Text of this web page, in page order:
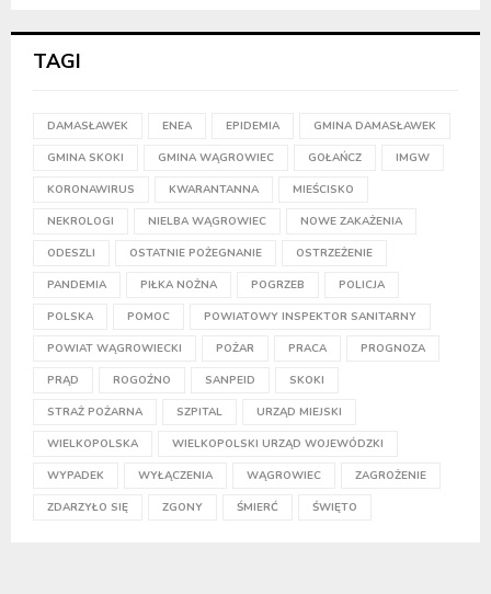
TAGI
DAMASŁAWEK ENEA EPIDEMIA GMINA DAMASŁAWEK
GMINA SKOKI GMINA WĄGROWIEC GOŁAŃCZ IMGW
KORONAWIRUS KWARANTANNA MIEŚCISKO
NEKROLOGI NIELBA WĄGROWIEC NOWE ZAKAŻENIA
ODESZLI OSTATNIE POŻEGNANIE OSTRZEŻENIE
PANDEMIA PIŁKA NOŻNA POGRZEB POLICJA
POLSKA POMOC POWIATOWY INSPEKTOR SANITARNY
POWIAT WĄGROWIECKI POŻAR PRACA PROGNOZA
PRĄD ROGOŹNO SANPEID SKOKI
STRAŻ POŻARNA SZPITAL URZĄD MIEJSKI
WIELKOPOLSKA WIELKOPOLSKI URZĄD WOJEWÓDZKI
WYPADEK WYŁĄCZENIA WĄGROWIEC ZAGROŻENIE
ZDARZYŁO SIĘ ZGONY ŚMIERĆ ŚWIĘTO